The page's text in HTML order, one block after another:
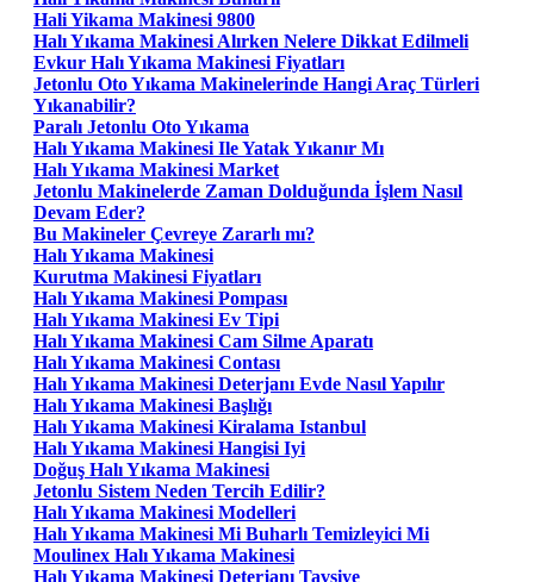
Hali Yikama Makinesi 9800
Halı Yıkama Makinesi Alırken Nelere Dikkat Edilmeli
Evkur Halı Yıkama Makinesi Fiyatları
Jetonlu Oto Yıkama Makinelerinde Hangi Araç Türleri
Yıkanabilir?
Paralı Jetonlu Oto Yıkama
Halı Yıkama Makinesi Ile Yatak Yıkanır Mı
Halı Yıkama Makinesi Market
Jetonlu Makinelerde Zaman Dolduğunda İşlem Nasıl
Devam Eder?
Bu Makineler Çevreye Zararlı mı?
Halı Yıkama Makinesi
Kurutma Makinesi Fiyatları
Halı Yıkama Makinesi Pompası
Halı Yıkama Makinesi Ev Tipi
Halı Yıkama Makinesi Cam Silme Aparatı
Halı Yıkama Makinesi Contası
Halı Yıkama Makinesi Deterjanı Evde Nasıl Yapılır
Halı Yıkama Makinesi Başlığı
Halı Yıkama Makinesi Kiralama Istanbul
Halı Yıkama Makinesi Hangisi Iyi
Doğuş Halı Yıkama Makinesi
Jetonlu Sistem Neden Tercih Edilir?
Halı Yıkama Makinesi Modelleri
Halı Yıkama Makinesi Mi Buharlı Temizleyici Mi
Moulinex Halı Yıkama Makinesi
Halı Yıkama Makinesi Deterjanı Tavsiye